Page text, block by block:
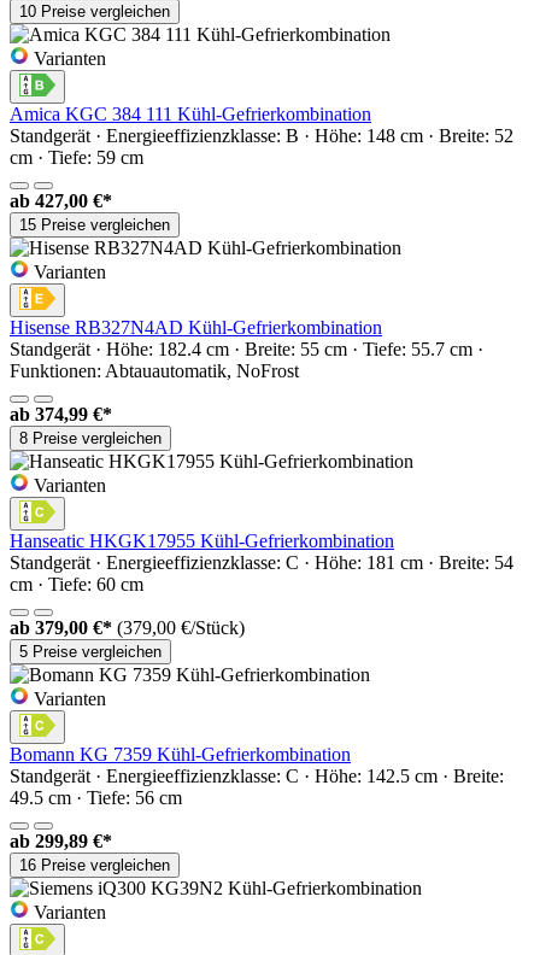
10 Preise vergleichen
Varianten
Amica KGC 384 111 Kühl-Gefrierkombination
Standgerät · Energieeffizienzklasse: B · Höhe: 148 cm · Breite: 52
cm · Tiefe: 59 cm
ab 427,00 €*
15 Preise vergleichen
Varianten
Hisense RB327N4AD Kühl-Gefrierkombination
Standgerät · Höhe: 182.4 cm · Breite: 55 cm · Tiefe: 55.7 cm ·
Funktionen: Abtauautomatik, NoFrost
ab 374,99 €*
8 Preise vergleichen
Varianten
Hanseatic HKGK17955 Kühl-Gefrierkombination
Standgerät · Energieeffizienzklasse: C · Höhe: 181 cm · Breite: 54
cm · Tiefe: 60 cm
ab 379,00 €* (379,00 €/Stück)
5 Preise vergleichen
Varianten
Bomann KG 7359 Kühl-Gefrierkombination
Standgerät · Energieeffizienzklasse: C · Höhe: 142.5 cm · Breite:
49.5 cm · Tiefe: 56 cm
ab 299,89 €*
16 Preise vergleichen
Varianten